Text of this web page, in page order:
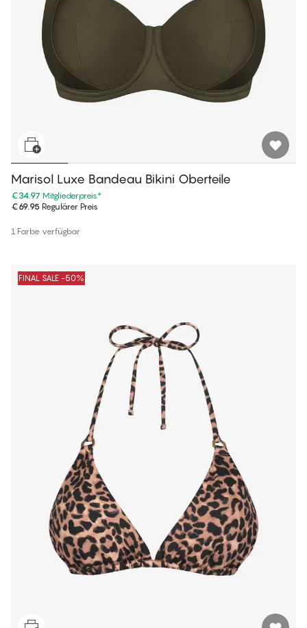
Marisol Luxe Bandeau Bikini Oberteile
€34.97 Mitgliederpreis*
€69.95 Regulärer Preis
1 Farbe verfügbar
FINAL SALE -50%